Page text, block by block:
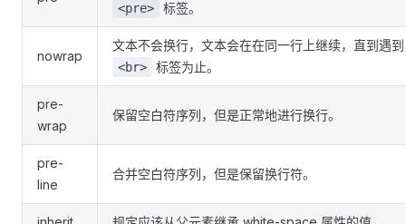
<pre> 标签。
nowrap
文本不会换行，文本会在在同一行上继续，直到遇到
<br> 标签为止。
pre-
wrap
保留空白符序列，但是正常地进行换行。
pre-
line
合并空白符序列，但是保留换行符。